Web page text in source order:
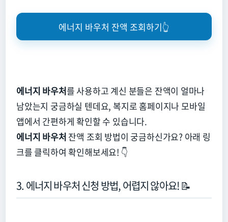
에너지 바우처 잔액 조회하기👆
에너지 바우처를 사용하고 계신 분들은 잔액이 얼마나
남았는지 궁금하실 텐데요, 복지로 홈페이지나 모바일
앱에서 간편하게 확인할 수 있습니다.
에너지 바우처 잔액 조회 방법이 궁금하신가요? 아래 링
크를 클릭하여 확인해보세요! 👇
3. 에너지 바우처 신청 방법, 어렵지 않아요! 📝